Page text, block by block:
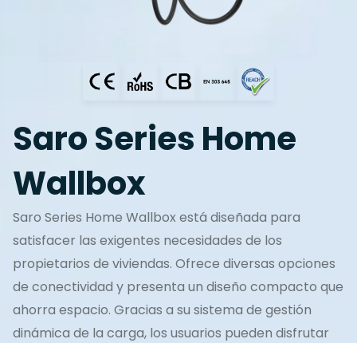
Saro Series Home
Wallbox
Saro Series Home Wallbox está diseñada para
satisfacer las exigentes necesidades de los
propietarios de viviendas. Ofrece diversas opciones
de conectividad y presenta un diseño compacto que
ahorra espacio. Gracias a su sistema de gestión
dinámica de la carga, los usuarios pueden disfrutar